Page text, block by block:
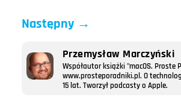
Następny→
Przemysław Marczyński
Współautor książki "macOS. Proste
www.prosteporadniki.pl. O
15 lat. Tworzył podcasty o Apple.